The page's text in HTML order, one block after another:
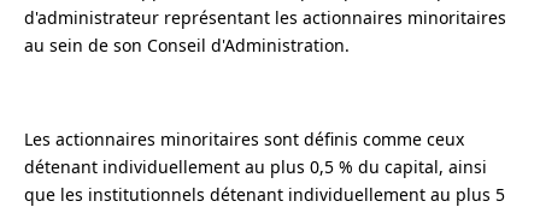
d'administrateur représentant les actionnaires minoritaires
au sein de son Conseil d'Administration.
Les actionnaires minoritaires sont définis comme ceux
détenant individuellement au plus 0,5 % du capital, ainsi
que les institutionnels détenant individuellement au plus 5